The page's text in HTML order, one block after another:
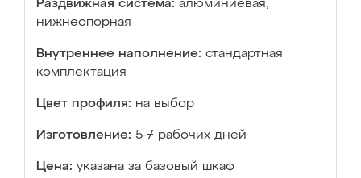
Раздвижная система: алюминиевая,
нижнеопорная
Внутреннее наполнение: стандартная
комплектация
Цвет профиля: на выбор
Изготовление: 5-7 рабочих дней
Цена: указана за базовый шкаф